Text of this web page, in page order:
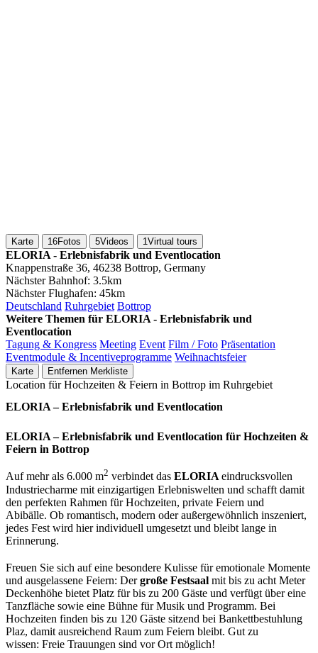
Karte 16Fotos 5Videos 1Virtual tours
ELORIA - Erlebnisfabrik und Eventlocation
Knappenstraße 36, 46238 Bottrop, Germany
Nächster Bahnhof: 3.5km
Nächster Flughafen: 45km
Deutschland Ruhrgebiet Bottrop
Weitere Themen für ELORIA - Erlebnisfabrik und
Eventlocation
Tagung & Kongress Meeting Event Film / Foto Präsentation
Eventmodule & Incentiveprogramme Weihnachtsfeier
Karte Entfernen Merkliste
Location für Hochzeiten & Feiern in Bottrop im Ruhrgebiet
ELORIA – Erlebnisfabrik und Eventlocation
ELORIA – Erlebnisfabrik und Eventlocation für Hochzeiten &
Feiern in Bottrop
Auf mehr als 6.000 m2 verbindet das ELORIAeindrucksvollen
Industriecharme mit einzigartigen Erlebniswelten und schafft damit
den perfekten Rahmen für Hochzeiten, private Feiern und
Abibälle. Ob romantisch, modern oder außergewöhnlich inszeniert,
jedes Fest wird hier individuell umgesetzt und bleibt lange in
Erinnerung.
Freuen Sie sich auf eine besondere Kulisse für emotionale Momente
und ausgelassene Feiern: Dergroße Festsaal mit bis zu acht Meter
Deckenhöhe bietet Platz für bis zu 200 Gäste und verfügt über eine
Tanzfläche sowie eine Bühne für Musik und Programm. Bei
Hochzeiten finden bis zu 120 Gäste sitzend bei Bankettbestuhlung
Plaz, damit ausreichend Raum zum Feiern bleibt. Gut zu
wissen: Freie Trauungen sind vor Ort möglich!